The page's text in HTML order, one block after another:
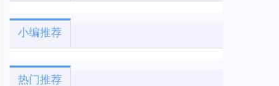
小编推荐
热门推荐